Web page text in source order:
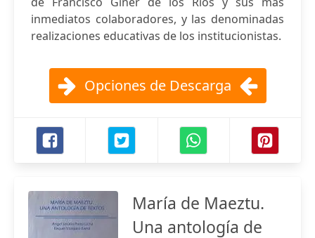
inmediatos colaboradores, y las denominadas
realizaciones educativas de los institucionistas.
Opciones de Descarga
María de Maeztu.
Una antología de